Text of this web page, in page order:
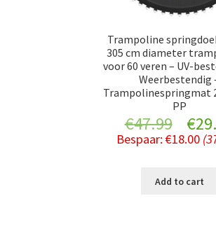
Trampoline
305 cm diameter
voor 60 veren – UV-
Weerbestendig
Trampolinespringmat
PP
€47.99
price
was:
€
Bespaar:€18.00
Add to cart